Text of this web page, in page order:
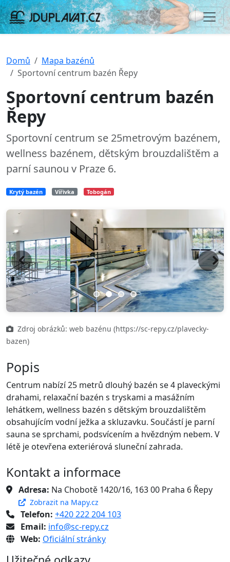
Domů
Mapa bazénů
Sportovní centrum bazén Řepy
Sportovní centrum bazén
Řepy
Sportovní centrum se 25metrovým bazénem,
wellness bazénem, dětským brouzdalištěm a
parní saunou v Praze 6.
Krytý bazén Vířivka Tobogán
Previous Next
Zdroj obrázků: web bazénu (https://sc-repy.cz/plavecky-
bazen)
Popis
Centrum nabízí 25 metrů dlouhý bazén se 4 plaveckými
drahami, relaxační bazén s tryskami a masážním
lehátkem, wellness bazén s dětským brouzdalištěm
obsahujícím vodní ježka a skluzavku. Součástí je parní
sauna se sprchami, podsvícením a hvězdným nebem. V
létě je otevřena exteriérová sluneční zahrada.
Kontakt a informace
Adresa: Na Chobotě 1420/16, 163 00 Praha 6 Řepy
Zobrazit na Mapy.cz
Telefon: +420 222 204 103
Email: info@sc-repy.cz
Web: Oficiální stránky